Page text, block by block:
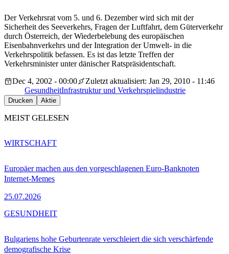
Der Verkehrsrat vom 5. und 6. Dezember wird sich mit der
Sicherheit des Seeverkehrs, Fragen der Luftfahrt, dem Güterverkehr
durch Österreich, der Wiederbelebung des europäischen
Eisenbahnverkehrs und der Integration der Umwelt- in die
Verkehrspolitik befassen. Es ist das letzte Treffen der
Verkehrsminister unter dänischer Ratspräsidentschaft.
Dec 4, 2002 - 00:00
Zuletzt aktualisiert: Jan 29, 2010 - 11:46
GesundheitInfrastruktur und Verkehrspielindustrie
Drucken Aktie
MEIST GELESEN
Europäer machen aus den vorgeschlagenen Euro-Banknoten
Internet-Memes
25.07.2026
WIRTSCHAFT
Bulgariens hohe Geburtenrate verschleiert die sich verschärfende
demografische Krise
GESUNDHEIT